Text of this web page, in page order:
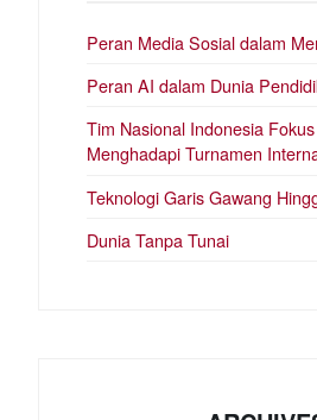
Peran Media Sosial dalam
Peran AI dalam Dunia
Tim Nasional Indonesia
Menghadapi Turnamen
Teknologi Garis Gawang
Dunia Tanpa Tunai